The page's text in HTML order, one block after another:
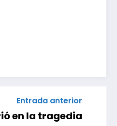
Entrada anterior
en la tragedia